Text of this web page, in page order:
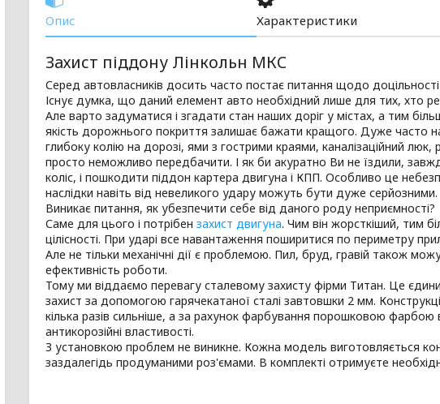
Опис Характеристики
Захист піддону Лінкольн МКС
Серед автовласників досить часто постає питання щодо
Існує думка, що даний елемент авто необхідний лише для тих, хто
Але варто задуматися і згадати стан наших доріг у містах, а тим
якість дорожнього покриття залишає бажати кращого. Дуже часто
глибоку колію на дорозі, ями з гострими краями, каналізаційний
просто неможливо передбачити. І як би акуратно Ви не їздили,
коліс, і пошкодити піддон картера двигуна і КПП. Особливо це
наслідки навіть від невеликого удару можуть бути дуже серйозними.
Виникає питання, як убезпечити себе від даного роду неприємності?
Саме для цього і потрібен захист двигуна. Чим він жорсткіший, тим
цілісності. При ударі все навантаження поширитися по периметру
Але не тільки механічні дії є проблемою. Пил, бруд, гравій також
ефективність роботи.
Тому ми віддаємо перевагу сталевому захисту фірми Титан. Це
захист за допомогою гарячекатаної сталі завтовшки 2 мм.
кілька разів сильніше, а за рахунок фарбування порошковою фарбою
антикорозійні властивості.
З установкою проблем не виникне. Кожна модель виготовляється
заздалегідь продуманими роз'ємами. В комплекті отримуєте